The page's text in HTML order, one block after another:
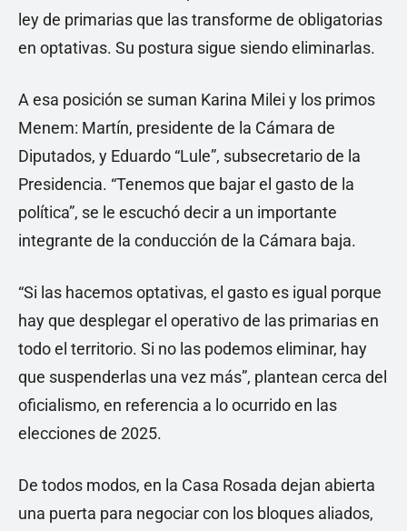
ley de primarias que las transforme de obligatorias
en optativas. Su postura sigue siendo eliminarlas.
A esa posición se suman Karina Milei y los primos
Menem: Martín, presidente de la Cámara de
Diputados, y Eduardo “Lule”, subsecretario de la
Presidencia. “Tenemos que bajar el gasto de la
política”, se le escuchó decir a un importante
integrante de la conducción de la Cámara baja.
“Si las hacemos optativas, el gasto es igual porque
hay que desplegar el operativo de las primarias en
todo el territorio. Si no las podemos eliminar, hay
que suspenderlas una vez más”, plantean cerca del
oficialismo, en referencia a lo ocurrido en las
elecciones de 2025.
De todos modos, en la Casa Rosada dejan abierta
una puerta para negociar con los bloques aliados,